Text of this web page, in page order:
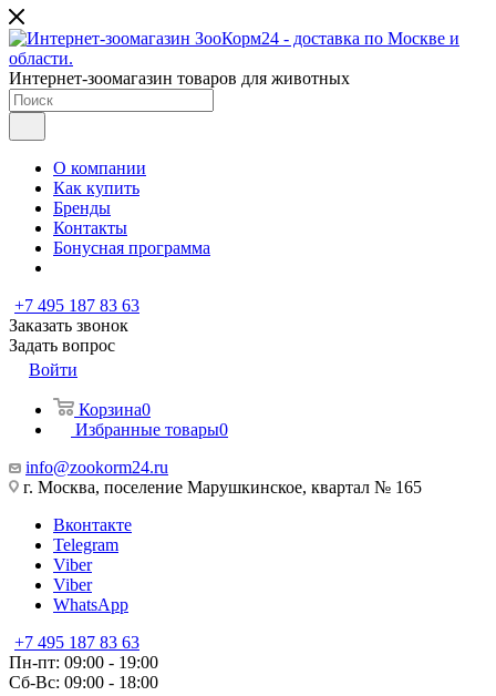
Интернет-зоомагазин товаров для животных
О компании
Как купить
Бренды
Контакты
Бонусная программа
+7 495 187 83 63
Заказать звонок
Задать вопрос
Войти
Корзина0
Избранные товары0
info@zookorm24.ru
г. Москва, поселение Марушкинское, квартал № 165
Вконтакте
Telegram
Viber
Viber
WhatsApp
+7 495 187 83 63
Пн-пт: 09:00 - 19:00
Сб-Вс: 09:00 - 18:00